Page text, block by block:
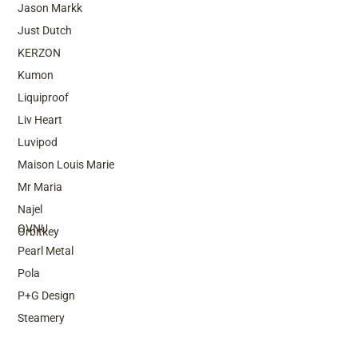
Top Brands
OVNU
Pearl Metal
Pola
P+G Design
Steamery
Jason Markk
Just Dutch
KERZON
Kumon
Liquiproof
Liv Heart
Luvipod
Maison Louis Marie
Mr Maria
Najel
Orbitkey